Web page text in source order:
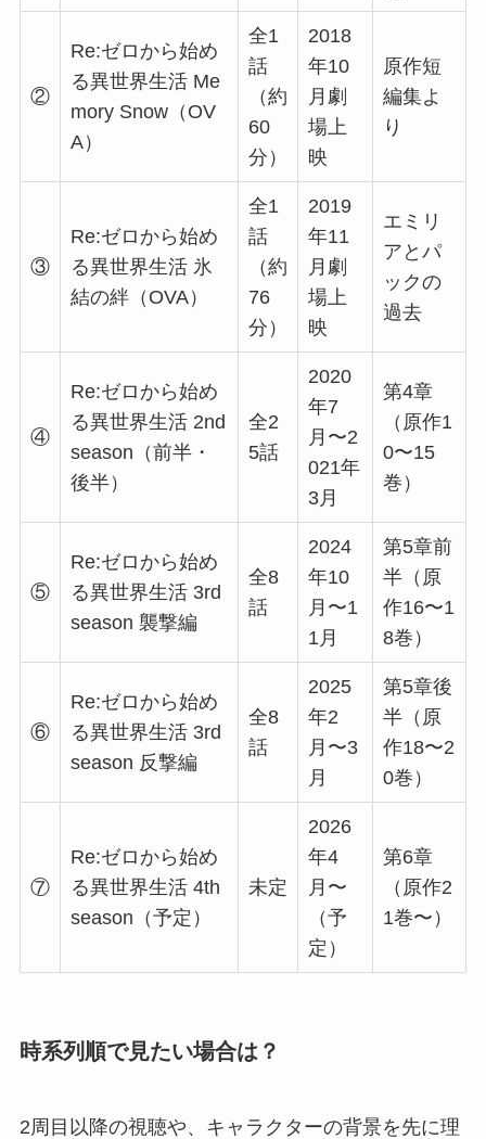
②
Re:ゼロから始め
る異世界生活 Me
mory Snow（OV
A）
全1
話
（約
60
分）
2018
年10
月劇
場上
映
原作短
編集よ
り
③
Re:ゼロから始め
る異世界生活 氷
結の絆（OVA）
全1
話
（約
76
分）
2019
年11
月劇
場上
映
エミリ
アとパ
ックの
過去
④
Re:ゼロから始め
る異世界生活 2nd
season（前半・
後半）
全2
5話
2020
年7
月〜2
021年
3月
第4章
（原作1
0〜15
巻）
⑤
Re:ゼロから始め
る異世界生活 3rd
season 襲撃編
全8
話
2024
年10
月〜1
1月
第5章前
半（原
作16〜1
8巻）
⑥
Re:ゼロから始め
る異世界生活 3rd
season 反撃編
全8
話
2025
年2
月〜3
月
第5章後
半（原
作18〜2
0巻）
⑦
Re:ゼロから始め
る異世界生活 4th
season（予定）
未定
2026
年4
月〜
（予
定）
第6章
（原作2
1巻〜）
時系列順で見たい場合は？
2周目以降の視聴や、キャラクターの背景を先に理